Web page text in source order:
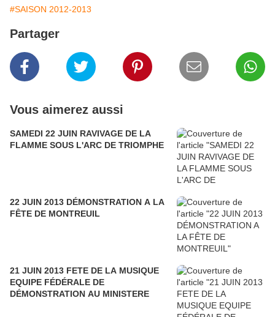
#SAISON 2012-2013
Partager
Vous aimerez aussi
SAMEDI 22 JUIN RAVIVAGE DE LA
FLAMME SOUS L'ARC DE TRIOMPHE
22 JUIN 2013 DÉMONSTRATION A LA
FÊTE DE MONTREUIL
21 JUIN 2013 FETE DE LA MUSIQUE
EQUIPE FÉDÉRALE DE
DÉMONSTRATION AU MINISTERE